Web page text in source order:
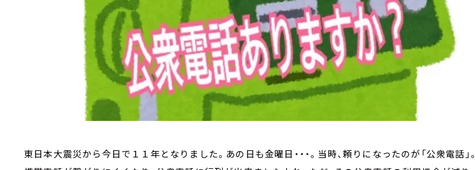
東日本大震災から今日で１１年となりました。あの日も金曜日・・・。当時、頼りになったのが「公衆電話」。